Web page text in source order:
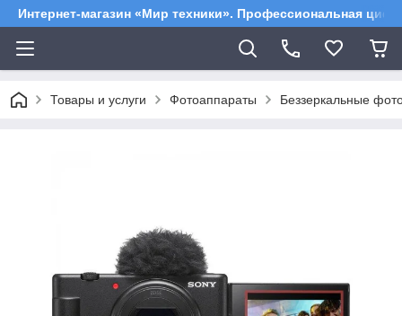
Интернет-магазин «Мир техники». Профессиональная
Товары и услуги Фотоаппараты Беззеркальные